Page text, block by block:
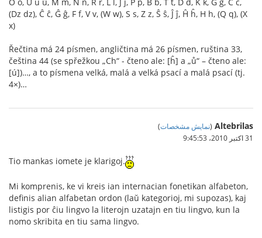
O o, U u ŭ, M m, N n, R r, L l, J j, P p, B b, T t, D d, K k, G g, C c,
(Dz dz), Ĉ ĉ, Ĝ ĝ, F f, V v, (W w), S s, Z z, Ŝ ŝ, Ĵ ĵ, Ĥ ĥ, H h, (Q q), (X
x)
Řečtina má 24 písmen, angličtina má 26 písmen, ruština 33,
čeština 44 (se spřežkou „Ch“ - čteno ale: [ĥ] a „ů“ – čteno ale:
[ú])…, a to písmena velká, malá a velká psací a malá psací (tj.
4×)…
Altebrilas
(نمایش مشخصات)
31 اکتبر 2010،‏ 9:45:53
Tio mankas iomete je klarigoj.
Mi komprenis, ke vi kreis ian internacian fonetikan alfabeton,
definis alian alfabetan ordon (laŭ kategorioj, mi supozas), kaj
listigis por ĉiu lingvo la literojn uzatajn en tiu lingvo, kun la
nomo skribita en tiu sama lingvo.